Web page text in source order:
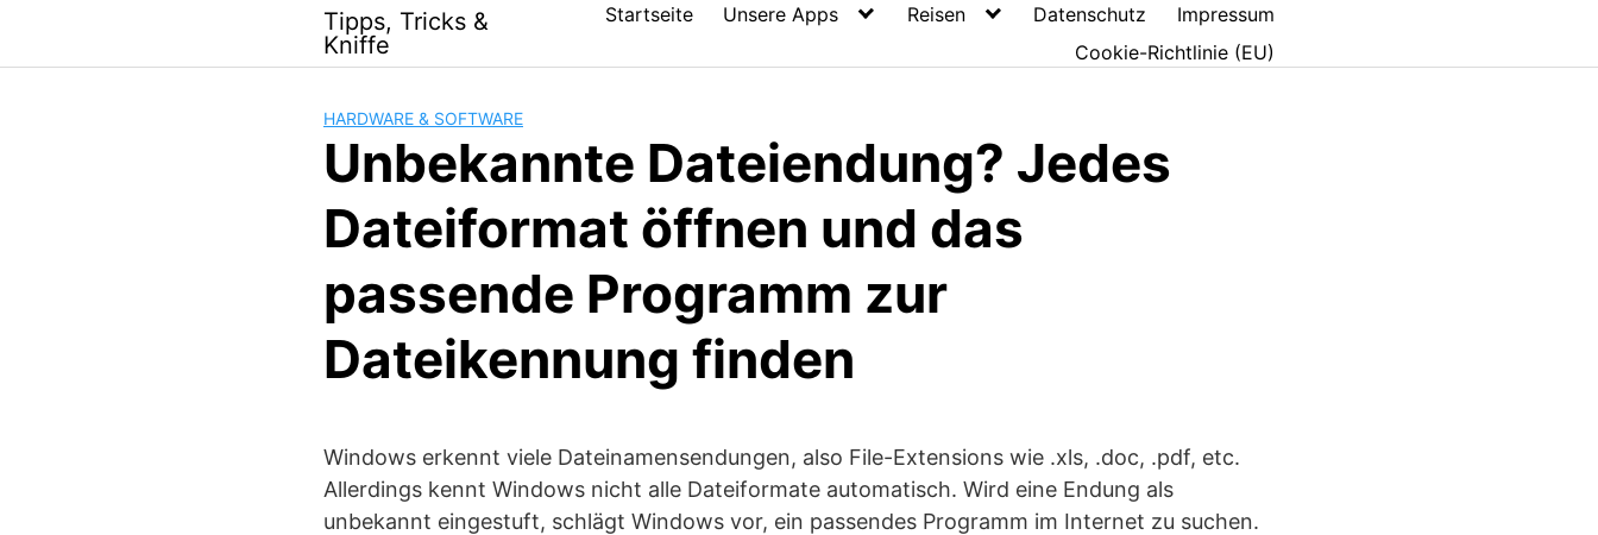
content
Tipps, Tricks &
Kniffe
Startseite Unsere Apps Reisen Datenschutz
Impressum
Cookie-Richtlinie (EU)
HARDWARE & SOFTWARE
Unbekannte Dateiendung? Jedes
Dateiformat öffnen und das
passende Programm zur
Dateikennung finden
Windows erkennt viele Dateinamensendungen, also File-Extensions wie .xls, .doc, .pdf, etc.
Allerdings kennt Windows nicht alle Dateiformate automatisch. Wird eine Endung als
unbekannt eingestuft, schlägt Windows vor, ein passendes Programm im Internet zu suchen.